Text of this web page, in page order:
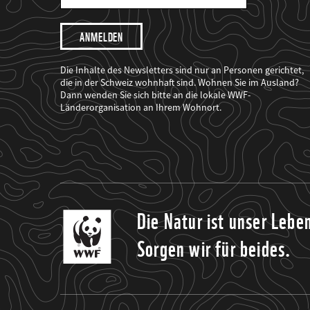
Mail
Adresse
Ich
möchte,
dass
der
WWF
mich
über
seine
Projekte
informiert.
Die Inhalte des Newsletters sind nur an Personen gerichtet,
die in der Schweiz wohnhaft sind. Wohnen Sie im Ausland?
Dann wenden Sie sich bitte an die lokale WWF-
Länderorganisation an Ihrem Wohnort.
Die Natur ist unser
Sorgen wir für beides.